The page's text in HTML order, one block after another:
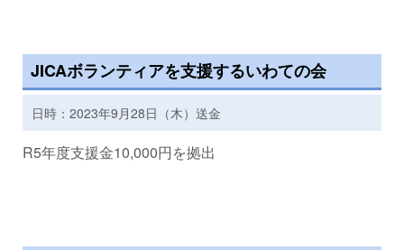
JICAボランティアを支援するいわての会
日時：2023年9月28日（木）送金
R5年度支援金10,000円を拠出